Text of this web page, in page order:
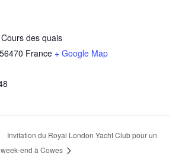
des quais
56470 France + Google Map
Invitation du Royal London Yacht Club pour un
week-end à Cowes